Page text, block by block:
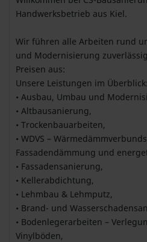
Handwerksbetrieb aus Kiel.
Wir führen alle Arbeiten rund
und Modernisierung
Preisen aus:
Unsere Leistungen im Überblick:
• Ausbau, Umbau und
• Altbausanierung,
• Trockenbauarbeiten,
• WDVS –
Fassadendämmung und
• Fassadensanierung,
• Kellerabdichtung,
• Lehmbau & Lehmputz,
• Brand- und
• Bodenlegerarbeiten –
Vinylböden,